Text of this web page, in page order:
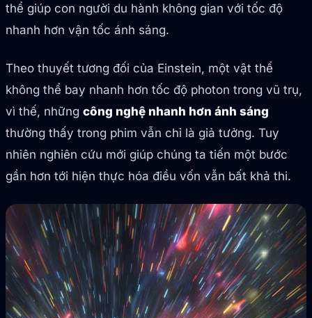
thể giúp con người du hành không gian với tốc độ
nhanh hơn vận tốc ánh sáng.
Theo thuyết tương đối của Einstein, một vật thể
không thể bay nhanh hơn tốc độ photon trong vũ trụ,
vì thế, những công nghệ nhanh hơn ánh sáng
thường thấy trong phim vẫn chỉ là giả tưởng. Tuy
nhiên nghiên cứu mới giúp chúng ta tiến một bước
gần hơn tới hiện thực hóa điều vốn vẫn bất khả thi.